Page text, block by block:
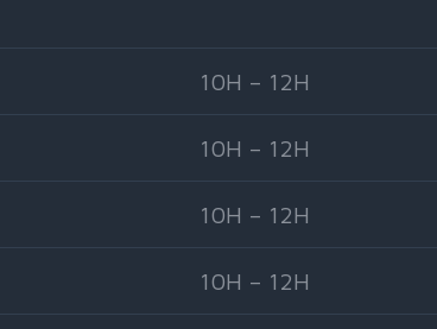
10H – 12H
10H – 12H
10H – 12H
10H – 12H